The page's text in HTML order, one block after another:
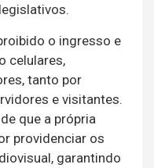
o ingresso e
celulares,
tanto por
e visitantes.
que a própria
providenciar os
garantindo